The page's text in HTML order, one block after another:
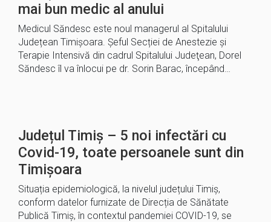
mai bun medic al anului
Medicul Săndesc este noul managerul al Spitalului
Județean Timișoara. Șeful Secției de Anestezie şi
Terapie Intensivă din cadrul Spitalului Judeţean, Dorel
Săndesc îl va înlocui pe dr. Sorin Barac, începând…
Județul Timiș – 5 noi infectări cu
Covid-19, toate persoanele sunt din
Timișoara
Situația epidemiologică, la nivelul județului Timiș,
conform datelor furnizate de Direcția de Sănătate
Publică Timiș, în contextul pandemiei COVID-19, se